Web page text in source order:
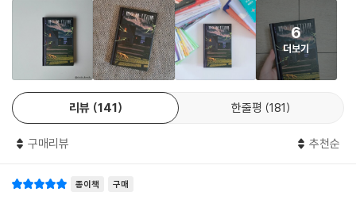
여동생이 나를 보고 또 비명을 지르면 어쩌지.
아빠가 나를 신고하면 어쩌지.
모두에게 버림을 받으면 그때야말로 어쩌지.
나는 말이고, 일등이 되고 싶지도 않고, 왜 최고가 되어야 하는지 아직 알지
도 못하는데 어쩌지.
수많은 어쩌지가 가슴에서 순식간에 씻겨나갔다.
--- p.105 「말은 안 되지만」중에서
그러던 어느 날, 중혁은 아동학대의 정황을 목격하고 영우를 지키기로 마
음먹는다. 입원을 간절히 바라는 아이의 모습에 울분을 참지 못한다. 그래
서 악마 같은 영우 엄마를 경찰에 신고하고 살기 어린 눈으로 바라본다. 그
러나 그녀의 반응은 너무도 예상 밖이었다.
기체에 가까운 참혹한 현실에 대하여
6
더보기
리뷰 141 한줄평 181
구매리뷰 추천순
종이책 구매